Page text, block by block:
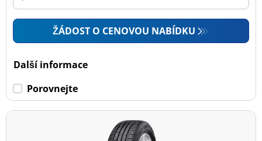
ŽÁDOST O CENOVOU NABÍDKU
Další informace
Porovnejte